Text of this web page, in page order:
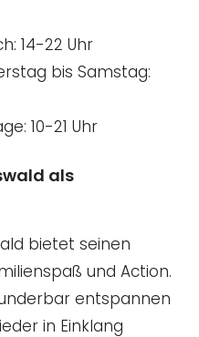
14-22 Uhr
bis Samstag:
10-21 Uhr
als
bietet seinen
und Action.
entspannen
in Einklang